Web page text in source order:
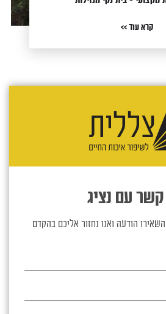
קרא עוד >>
קשר עם נציג
הודעה ואנו נחזור אליכם בהקדם